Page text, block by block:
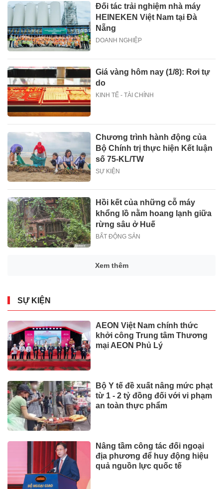
Đối tác trải nghiệm nhà máy
HEINEKEN Việt Nam tại Đà
Nẵng
DOANH NGHIỆP
Giá vàng hôm nay (1/8): Rơi tự
do
KINH TẾ - TÀI CHÍNH
Chương trình hành động của
Bộ Chính trị thực hiện Kết luận
số 75-KL/TW
SỰ KIỆN
Hồi kết của những cỗ máy
khổng lồ nằm hoang lạnh giữa
rừng sâu ở Huế
BẤT ĐỘNG SẢN
Xem thêm
SỰ KIỆN
AEON Việt Nam chính thức
khởi công Trung tâm Thương
mại AEON Phủ Lý
Bộ Y tế đề xuất nâng mức phạt
từ 1 - 2 tỷ đồng đối với vi phạm
an toàn thực phẩm
Nâng tầm công tác đối ngoại
địa phương để huy động hiệu
quả nguồn lực quốc tế